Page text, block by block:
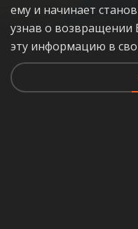
ему и начинает
узнав о возвращении
эту информацию в